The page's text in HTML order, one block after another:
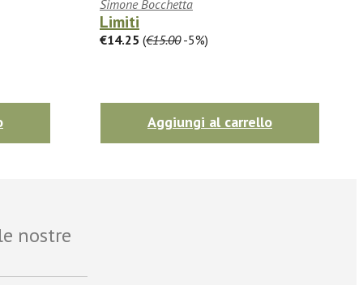
Simone Bocchetta
Limiti
€14.25 (€15.00-5%)
Aggiungi al carrello
nostre